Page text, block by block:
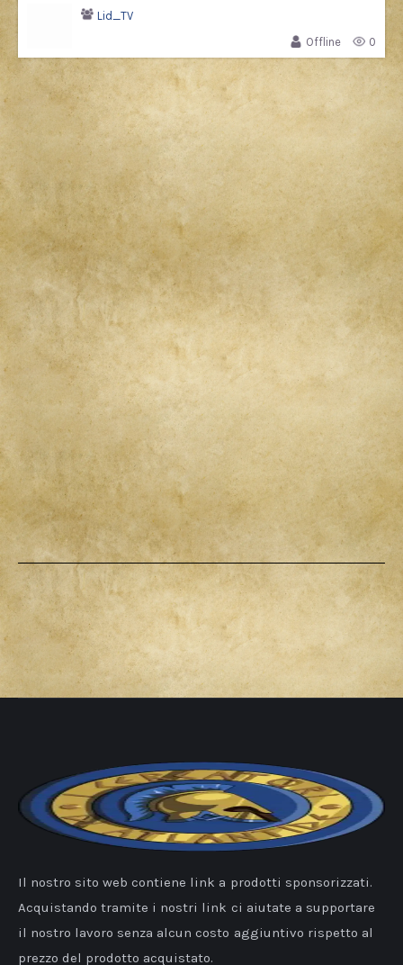
Lid_TV
Offline
0
Il nostro sito web contiene link a prodotti sponsorizzati.
Acquistando tramite i nostri link ci aiutate a supportare
il nostro lavoro senza alcun costo aggiuntivo rispetto al
prezzo del prodotto acquistato.